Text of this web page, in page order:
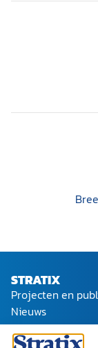
STRATIX
Projecten en
Nieuws
Ons team
Werken bij Stratix